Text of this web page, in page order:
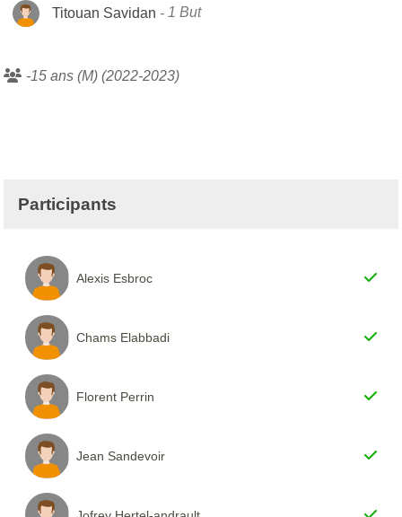
Titouan Savidan 1 But
-15 ans (M) (2022-2023)
Participants
Alexis Esbroc
Chams Elabbadi
Florent Perrin
Jean Sandevoir